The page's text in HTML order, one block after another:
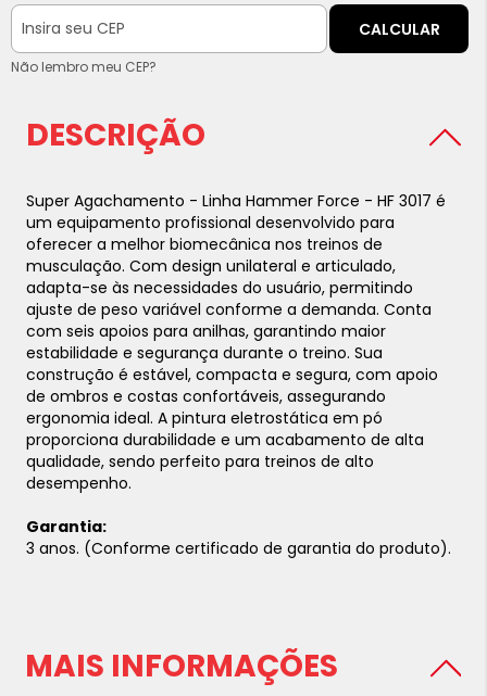
CALCULAR
Não lembro meu CEP?
DESCRIÇÃO
Super Agachamento - Linha Hammer Force - HF 3017 é
um equipamento profissional desenvolvido para
oferecer a melhor biomecânica nos treinos de
musculação. Com design unilateral e articulado,
adapta-se às necessidades do usuário, permitindo
ajuste de peso variável conforme a demanda. Conta
com seis apoios para anilhas, garantindo maior
estabilidade e segurança durante o treino. Sua
construção é estável, compacta e segura, com apoio
de ombros e costas confortáveis, assegurando
ergonomia ideal. A pintura eletrostática em pó
proporciona durabilidade e um acabamento de alta
qualidade, sendo perfeito para treinos de alto
desempenho.
Garantia:
3 anos. (Conforme certificado de garantia do produto).
MAIS INFORMAÇÕES